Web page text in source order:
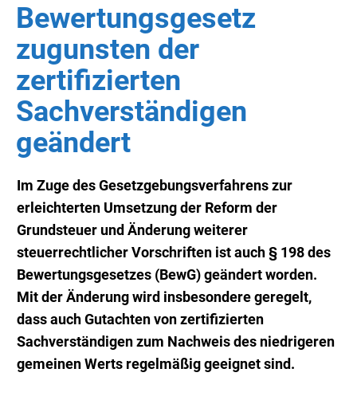
Bewertungsgesetz
zugunsten der
zertifizierten
Sachverständigen
geändert
Im Zuge des Gesetzgebungsverfahrens zur
erleichterten Umsetzung der Reform der
Grundsteuer und Änderung weiterer
steuerrechtlicher Vorschriften ist auch § 198 des
Bewertungsgesetzes (BewG) geändert worden.
Mit der Änderung wird insbesondere geregelt,
dass auch Gutachten von zertifizierten
Sachverständigen zum Nachweis des niedrigeren
gemeinen Werts regelmäßig geeignet sind.